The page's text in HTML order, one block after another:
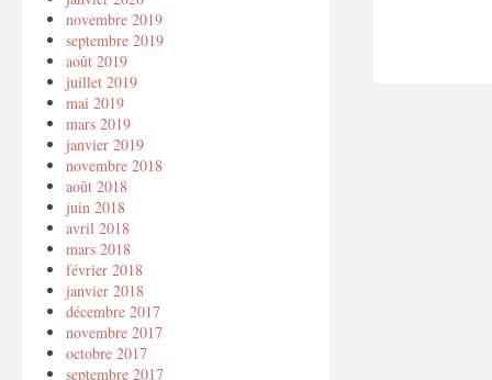
novembre 2019
septembre 2019
août 2019
juillet 2019
mai 2019
mars 2019
janvier 2019
novembre 2018
août 2018
juin 2018
avril 2018
mars 2018
février 2018
janvier 2018
décembre 2017
novembre 2017
octobre 2017
septembre 2017